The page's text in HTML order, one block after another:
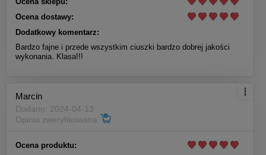
Ocena dostawy:
Dodatkowy komentarz:
Bardzo fajne i przede wszystkim ciuszki bardzo dobrej jakości
wykonania. Klasa!!!
Marcin
Dodano: 2024-04-13
Opinia zweryfikowana
Ocena produktu: